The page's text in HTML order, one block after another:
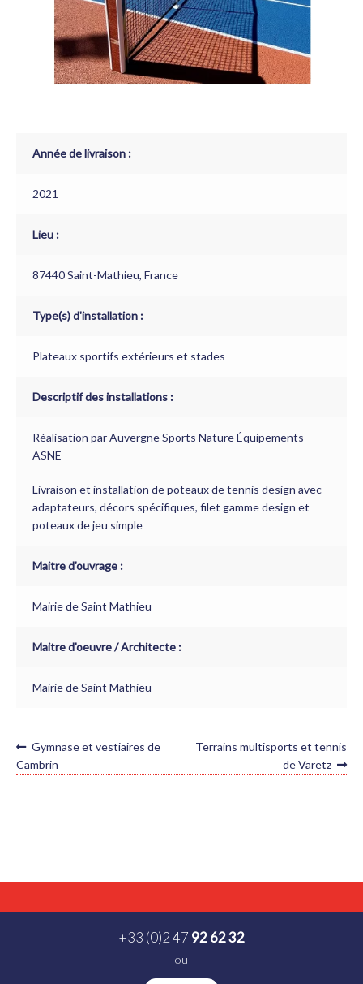
Année de livraison :
2021
Lieu :
87440 Saint-Mathieu, France
Type(s) d'installation :
Plateaux sportifs extérieurs et stades
Descriptif des installations :
Réalisation par Auvergne Sports Nature Équipements –
ASNE
Livraison et installation de poteaux de tennis design avec
adaptateurs, décors spécifiques, filet gamme design et
poteaux de jeu simple
Maitre d'ouvrage :
Mairie de Saint Mathieu
Maitre d'oeuvre / Architecte :
Mairie de Saint Mathieu
NAVIGATION
DE
Article
précédent :
Gymnase et vestiaires de
Cambrin
Article
Terrains multisports et tennis
de Varetz
+33 (0)2 47 92 62 32
ou